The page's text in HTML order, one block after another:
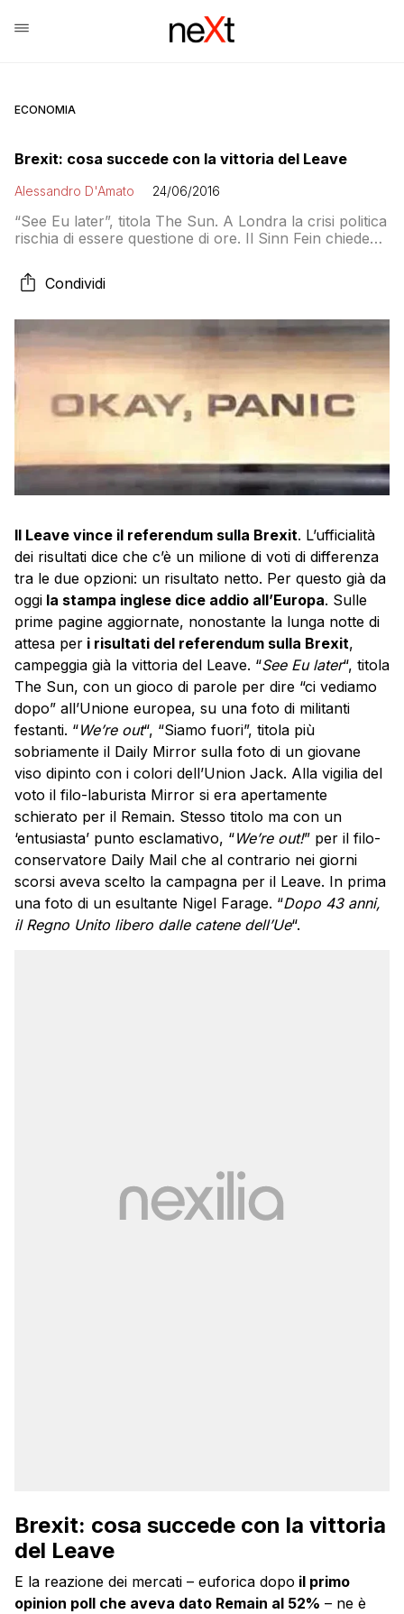
ECONOMIA
Brexit: cosa succede con la vittoria del Leave
Alessandro D'Amato 24/06/2016
“See Eu later”, titola The Sun. A Londra la crisi politica
rischia di essere questione di ore. Il Sinn Fein chiede
senza più vie d’uscita. I cittadini britannici perderanno
la cittadinanza UE. Le conseguenze sull’immigrazione
Condividi
Il Leave vince il referendum sulla Brexit. L’ufficialità
dei risultati dice che c’è un milione di voti di differenza
tra le due opzioni: un risultato netto. Per questo già da
oggi la stampa inglese dice addio all’Europa. Sulle
prime pagine aggiornate, nonostante la lunga notte di
attesa per i risultati del referendum sulla Brexit,
campeggia già la vittoria del Leave. “See Eu later“, titola
The Sun, con un gioco di parole per dire “ci vediamo
dopo” all’Unione europea, su una foto di militanti
festanti. “We’re out“, “Siamo fuori”, titola più
sobriamente il Daily Mirror sulla foto di un giovane
viso dipinto con i colori dell’Union Jack. Alla vigilia del
voto il filo-laburista Mirror si era apertamente
schierato per il Remain. Stesso titolo ma con un
‘entusiasta’ punto esclamativo, “We’re out!” per il filo-
conservatore Daily Mail che al contrario nei giorni
scorsi aveva scelto la campagna per il Leave. In prima
una foto di un esultante Nigel Farage. “Dopo 43 anni,
il Regno Unito libero dalle catene dell’Ue“.
Brexit: cosa succede con la vittoria
del Leave
E la reazione dei mercati – euforica dopo il primo
opinion poll che aveva dato Remain al 52% – ne è